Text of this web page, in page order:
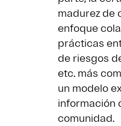
madurez de
enfoque
prácticas
de riesgos
etc. más
un modelo
información
comunidad.